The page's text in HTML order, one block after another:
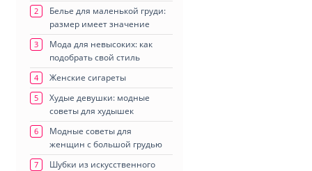
2
Белье для маленькой груди:
размер имеет значение
3
Мода для невысоких: как
подобрать свой стиль
4 Женские сигареты
5
Худые девушки: модные
советы для худышек
6
Модные советы для
женщин с большой грудью
7
Шубки из искусственного